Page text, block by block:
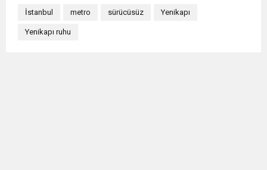
İstanbul metro sürücüsüz Yenikapı
Yenikapı ruhu